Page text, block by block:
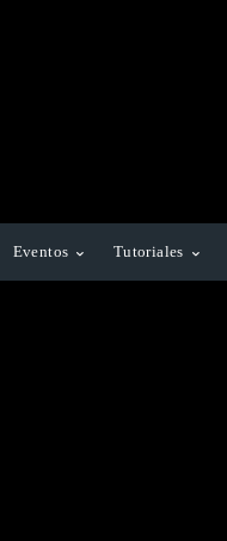
Eventos Tutoriales